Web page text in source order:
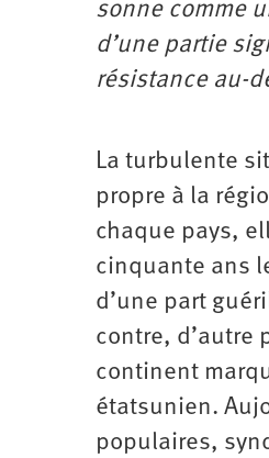
sonne comme
d’une partie
résistance au-
La turbulente
propre à la
chaque pays,
cinquante ans
d’une part
contre, d’autre
continent
étatsunien.
populaires,